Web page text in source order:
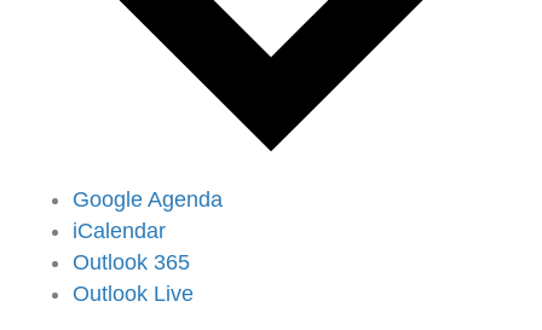
Google Agenda
iCalendar
Outlook 365
Outlook Live